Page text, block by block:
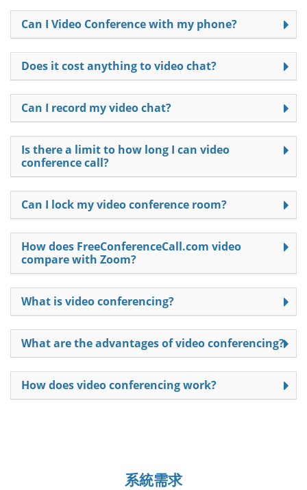
Can I Video Conference with my phone?
Does it cost anything to video chat?
Can I record my video chat?
Is there a limit to how long I can video
conference call?
Can I lock my video conference room?
How does FreeConferenceCall.com video
compare with Zoom?
What is video conferencing?
What are the advantages of video conferencing?
How does video conferencing work?
系統需求